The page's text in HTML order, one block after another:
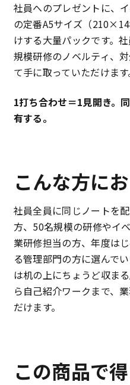
社員へのプレゼントに、
の定番A5サイズ（
けする大量パックです。
規模研修のノベルティ、
て手に取っていただけます
1打ち合わせ＝1見開き。
有する。
こんな方に
社員全員に同じノートを
方、50名規模の研修やイ
業研修担当の方、年度は
る管理部門の方に選んで
は机の上にちょうど収ま
ら自己紹介ワークまで、
だけます。
この商品で